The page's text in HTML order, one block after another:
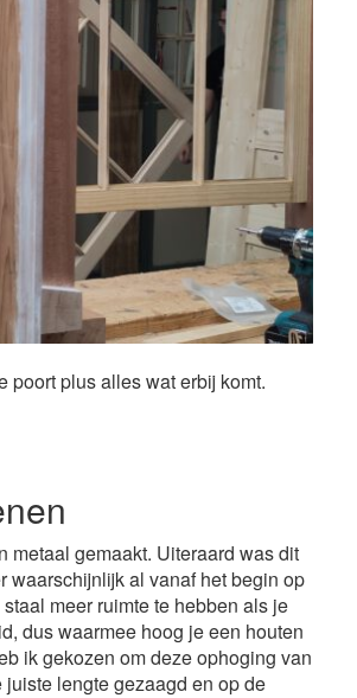
poort plus alles wat erbij komt.
metaal gemaakt. Uiteraard was dit
waarschijnlijk al vanaf het begin op
meer ruimte te hebben als je
dus waarmee hoog je een houten
ik gekozen om deze ophoging van
lengte gezaagd en op de